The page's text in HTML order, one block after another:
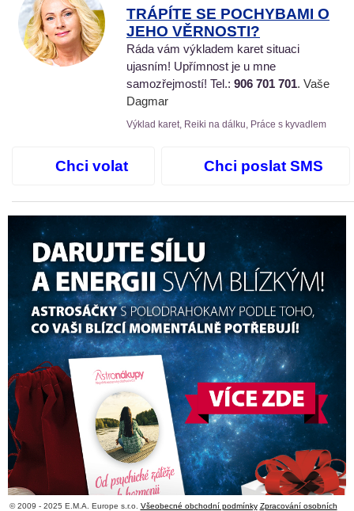
TRÁPÍTE SE POCHYBAMI O
JEHO VĚRNOSTI?
Ráda vám výkladem karet situaci
ujasním! Upřímnost je u mne
samozřejmostí! Tel.: 906 701 701. Vaše
Dagmar
Výklad karet, Reiki na dálku, Práce s kyvadlem
Chci volat Chci poslat SMS
© 2009 - 2025 E.M.A. Europe s.r.o. Všeobecné obchodní podmínky Zpracování osobních